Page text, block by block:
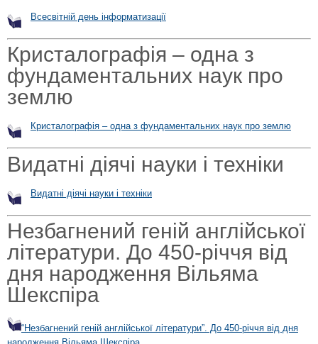
Всесвітній день інформатизації
Кристалографія – одна з
фундаментальних наук про
землю
Кристалографія – одна з фундаментальних наук про землю
Видатні діячі науки і техніки
Видатні діячі науки і техніки
Незбагнений геній англійської
літератури. До 450-річчя від
дня народження Вільяма
Шекспіра
“Незбагнений геній англійської літератури”. До 450-річчя від дня